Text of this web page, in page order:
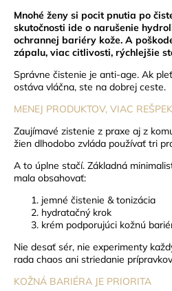
Mnohé ženy si pocit pnutia po
skutočnosti ide o narušenie
ochrannej bariéry kože. A
zápalu, viac citlivosti, rýchlejšie
Správne čistenie je anti-age. Ak
ostáva vláčna, ste na dobrej ceste.
MENEJ PRODUKTOV, VIAC
Zaujímavé zistenie z praxe aj z
žien dlhodobo zvláda používať tri
A to úplne stačí. Základná
mala obsahovať:
jemné čistenie & tonizácia
hydratačný krok
krém podporujúci kožnú
Nie desať sér, nie experimenty
rada chaos ani striedanie
KOŽNÁ BARIÉRA JE PRIORITA